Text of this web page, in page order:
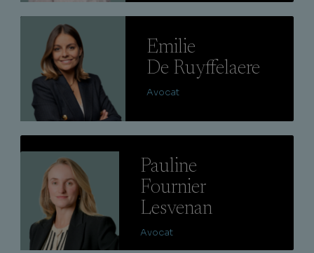
Emilie
De Ruyffelaere
Avocat
Pauline
Fournier
Lesvenan
Avocat